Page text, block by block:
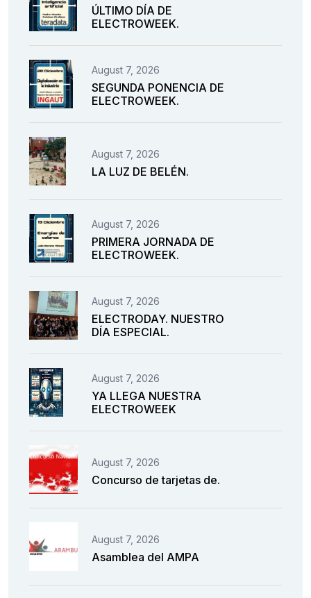
ÚLTIMO DÍA DE
ELECTROWEEK.
August 7, 2026
SEGUNDA PONENCIA DE
ELECTROWEEK.
August 7, 2026
LA LUZ DE BELÉN.
August 7, 2026
PRIMERA JORNADA DE
ELECTROWEEK.
August 7, 2026
ELECTRODAY. NUESTRO
DÍA ESPECIAL.
August 7, 2026
YA LLEGA NUESTRA
ELECTROWEEK
August 7, 2026
Concurso de tarjetas de.
August 7, 2026
Asamblea del AMPA